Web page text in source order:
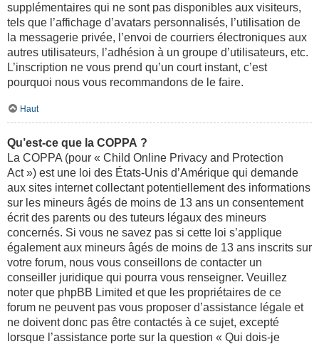
supplémentaires qui ne sont pas disponibles aux visiteurs,
tels que l’affichage d’avatars personnalisés, l’utilisation de
la messagerie privée, l’envoi de courriers électroniques aux
autres utilisateurs, l’adhésion à un groupe d’utilisateurs, etc.
L’inscription ne vous prend qu’un court instant, c’est
pourquoi nous vous recommandons de le faire.
Haut
Qu’est-ce que la COPPA ?
La COPPA (pour « Child Online Privacy and Protection
Act ») est une loi des États-Unis d’Amérique qui demande
aux sites internet collectant potentiellement des informations
sur les mineurs âgés de moins de 13 ans un consentement
écrit des parents ou des tuteurs légaux des mineurs
concernés. Si vous ne savez pas si cette loi s’applique
également aux mineurs âgés de moins de 13 ans inscrits sur
votre forum, nous vous conseillons de contacter un
conseiller juridique qui pourra vous renseigner. Veuillez
noter que phpBB Limited et que les propriétaires de ce
forum ne peuvent pas vous proposer d’assistance légale et
ne doivent donc pas être contactés à ce sujet, excepté
lorsque l’assistance porte sur la question « Qui dois-je